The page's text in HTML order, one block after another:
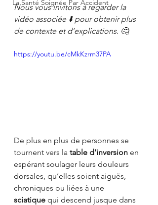
La Santé Soignée Par Accident
Nous vous invitons à regarder la
vidéo associée ⬇️ pour obtenir plus
de contexte et d’explications. 🤔
https://youtu.be/cMkKzrm37PA
De plus en plus de personnes se
tournent vers la table d’inversion en
espérant soulager leurs douleurs
dorsales, qu’elles soient aiguës,
chroniques ou liées à une
sciatique qui descend jusque dans